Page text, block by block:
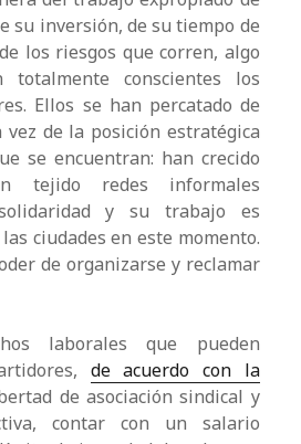
su inversión, de su tiempo de
los riesgos que corren, algo
conscientes los
Ellos se han percatado de
de la posición estratégica
se encuentran: han crecido
tejido redes informales
y su trabajo es
ciudades en este momento.
de organizarse y reclamar
laborales que pueden
de acuerdo con la
de asociación sindical y
contar con un salario